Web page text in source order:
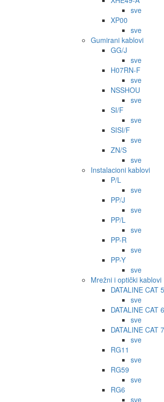
sve
XP00
sve
Gumirani kablovi
GG/J
sve
H07RN-F
sve
NSSHOU
sve
SI/F
sve
SISI/F
sve
ZN/S
sve
Instalacioni kablovi
P/L
sve
PP/J
sve
PP/L
sve
PP-R
sve
PP-Y
sve
Mrežni i optički kablovi
DATALINE CAT
sve
DATALINE CAT 6
sve
DATALINE CAT
sve
RG11
sve
RG59
sve
RG6
sve